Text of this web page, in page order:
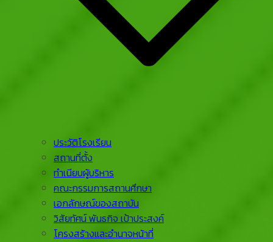
ประวัติโรงเรียน
สถานที่ตั้ง
ทำเนียบผู้บริหาร
คณะกรรมการสถานศึกษา
เอกลักษณ์ของสถาบัน
วิสัยทัศน์ พันธกิจ เป้าประสงค์
โครงสร้างและอำนาจหน้าที่